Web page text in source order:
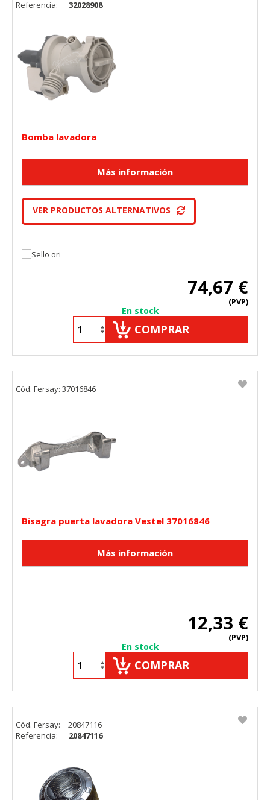
Bomba lavadora
VER PRODUCTOS ALTERNATIVOS
74,67 €
(PVP)
En stock
COMPRAR
Referencia:
32028908
Bisagra puerta lavadora Vestel 37016846
12,33 €
(PVP)
En stock
COMPRAR
Cód. Fersay: 37016846
Cód. Fersay:
20847116
Referencia:
20847116
CONFIGURACIÓN DE COOKIES